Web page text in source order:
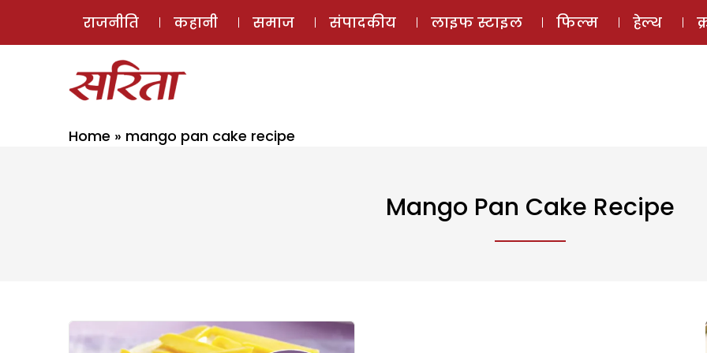
ई-मैगज़ीन
राजनीति कहानी समाज संपादकीय लाइफ स्टाइल फिल्म हेल्थ
Home » mango pan cake recipe
Mango Pan Cake Recipe